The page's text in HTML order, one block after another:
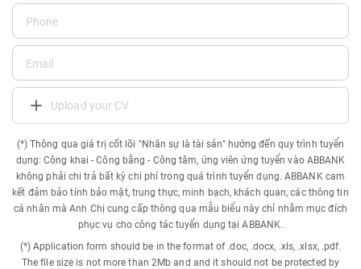
Upload your CV
(*) Thông qua giá trị cốt lõi "Nhân sự là tài sản" hướng đến quy trình tuyển
dụng: Công khai - Công bằng - Công tâm, ứng viên ứng tuyển vào ABBANK
không phải chi trả bất kỳ chi phí trong quá trình tuyển dụng. ABBANK cam
kết đảm bảo tính bảo mật, trung thực, minh bạch, khách quan, các thông tin
cá nhân mà Anh Chị cung cấp thông qua mẫu biểu này chỉ nhằm mục đích
phục vụ cho công tác tuyển dụng tại ABBANK.
(*) Application form should be in the format of .doc, .docx, .xls, .xlsx, .pdf.
The file size is not more than 2Mb and and it should not be protected by